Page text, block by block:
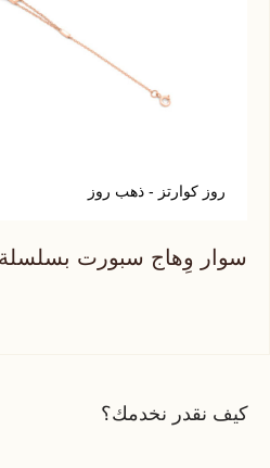
روز كوارتز - ذهب روز
سوار وِهاج سبورت بسلسلة
كيف نقدر نخدمك؟